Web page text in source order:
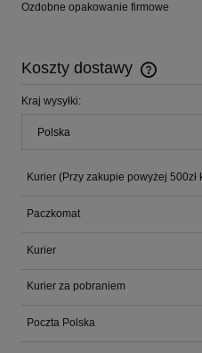
Ozdobne opakowanie firmowe
Koszty dostawy
Cena nie zawiera
Kraj wysyłki:
Kurier (Przy zakupie powyżej 500zł
Paczkomat
Kurier
Kurier za pobraniem
Poczta Polska